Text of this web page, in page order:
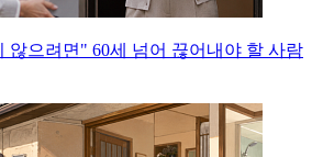
않으려면" 60세 넘어 끊어내야 할 사람